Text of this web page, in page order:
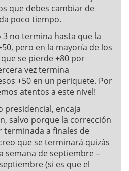
que debes cambiar de
poco tiempo.
3 no termina hasta que la
pero en la mayoría de los
se pierde +80 por
vez termina
+50 en un periquete. Por
atentos a este nivel!
presidencial, encaja
salvo porque la corrección
terminada a finales de
que se terminará quizás
semana de septiembre –
(si es que el